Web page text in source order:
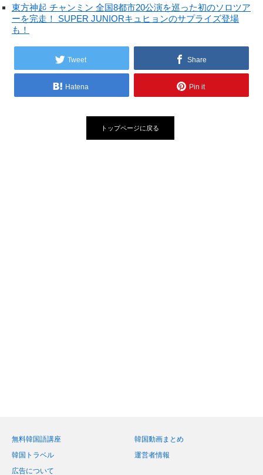
東方神起 チャンミン 全国8都市20公演を巡った初のソロツア
ーを完走！ SUPER JUNIORキュヒョンのサプライズ登場
も！
Tweet Share
Hatena Pin it
トップページに戻る
無料韓国語講座
韓国動画まとめ
韓国トラベル
運営者情報
広告について